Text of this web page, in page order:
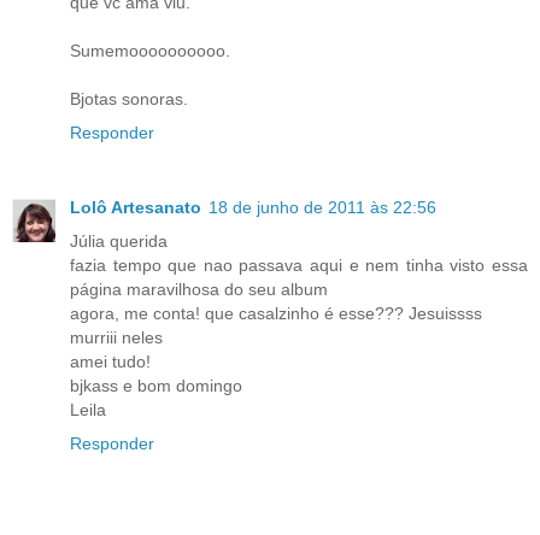
Sumemoooooooooo.
Bjotas sonoras.
Responder
Lolô Artesanato 18 de junho de 2011 às 22:56
Júlia querida
fazia tempo que nao passava aqui e nem tinha visto essa
página maravilhosa do seu album
agora, me conta! que casalzinho é esse??? Jesuissss
murriii neles
amei tudo!
bjkass e bom domingo
Leila
Responder